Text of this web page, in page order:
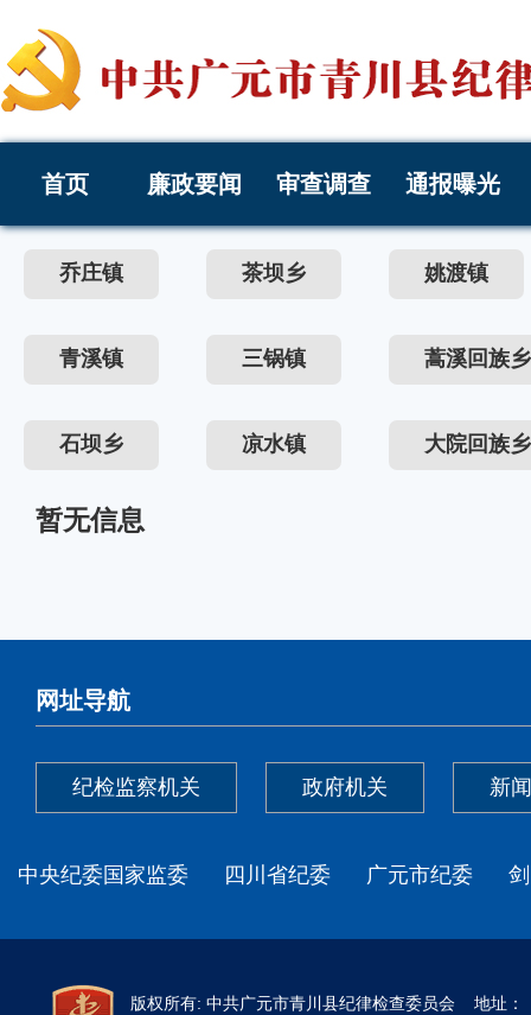
首页 廉政要闻 审查调查 通报曝光
乔庄镇 茶坝乡 姚渡镇
青溪镇 三锅镇 蒿溪回族乡
石坝乡 凉水镇 大院回族乡
暂无信息
网址导航
纪检监察机关 政府机关 新
中央纪委国家监委 四川省纪委 广元市纪委
版权所有: 中共广元市青川县纪律检查委员会 地址